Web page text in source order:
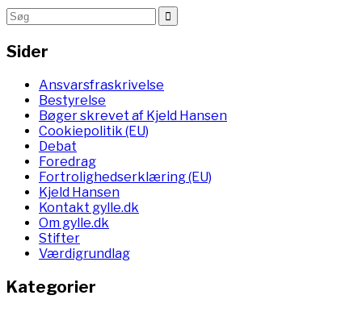
Sider
Ansvarsfraskrivelse
Bestyrelse
Bøger skrevet af Kjeld Hansen
Cookiepolitik (EU)
Debat
Foredrag
Fortrolighedserklæring (EU)
Kjeld Hansen
Kontakt gylle.dk
Om gylle.dk
Stifter
Værdigrundlag
Kategorier